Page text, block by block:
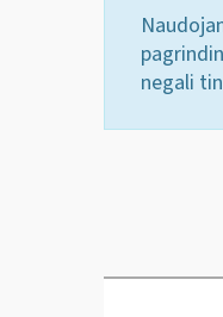
negali